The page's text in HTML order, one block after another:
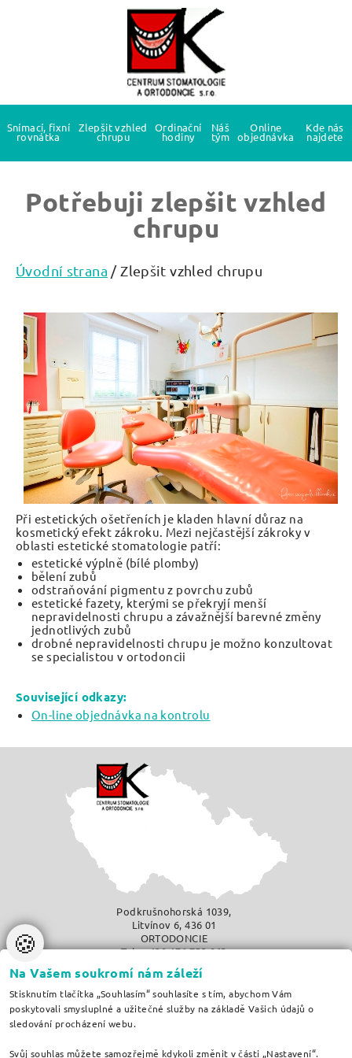
Snímací, fixní
rovnátka
Zlepšit vzhled
chrupu
Ordinační
hodiny
Náš
tým
Online
objednávka
Kde nás
najdete
Potřebuji zlepšit vzhled
chrupu
Úvodní strana / Zlepšit vzhled chrupu
Při estetických ošetřeních je kladen hlavní důraz na
kosmetický efekt zákroku. Mezi nejčastější zákroky v
oblasti estetické stomatologie patří:
estetické výplně (bílé plomby)
bělení zubů
odstraňování pigmentu z povrchu zubů
estetické fazety, kterými se překryjí menší
nepravidelnosti chrupu a závažnější barevné změny
jednotlivých zubů
drobné nepravidelnosti chrupu je možno konzultovat
se specialistou v ortodoncii
Související odkazy:
On-line objednávka na kontrolu
Podkrušnohorská 1039,
Litvínov 6, 436 01
ORTODONCIE
Tel.: +420 476 753 063
info@zubar-rovnatka.cz
Informace pro stomatology
Slovníček pojmů
🍪
Na Vašem soukromí nám záleží
Stisknutím tlačítka „Souhlasím“ souhlasíte s tím, abychom Vám
poskytovali smysluplné a užitečné služby na základě Vašich údajů o
sledování procházení webu.
Svůj souhlas můžete samozřejmě kdykoli změnit v části „Nastavení“.